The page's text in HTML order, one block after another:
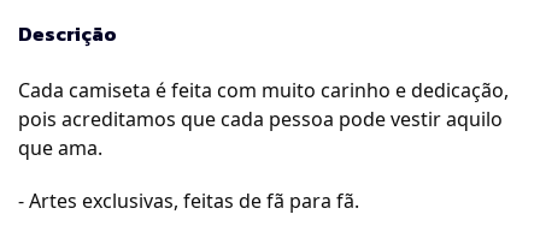
Descrição
Cada camiseta é feita com muito carinho e dedicação,
pois acreditamos que cada pessoa pode vestir aquilo
que ama.
- Artes exclusivas, feitas de fã para fã.